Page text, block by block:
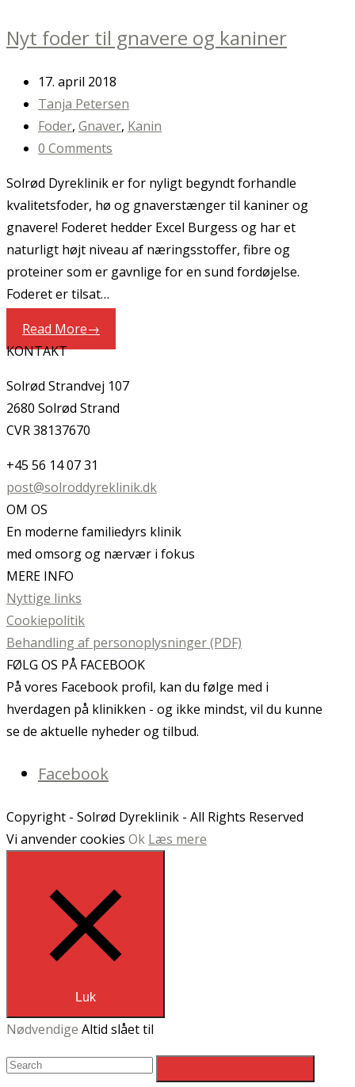
Nyt foder til gnavere og kaniner
17. april 2018
Tanja Petersen
Foder, Gnaver, Kanin
0 Comments
Solrød Dyreklinik er for nyligt begyndt forhandle
kvalitetsfoder, hø og gnaverstænger til kaniner og
gnavere! Foderet hedder Excel Burgess og har et
naturligt højt niveau af næringsstoffer, fibre og
proteiner som er gavnlige for en sund fordøjelse.
Foderet er tilsat…
Read More→
KONTAKT
Solrød Strandvej 107
2680 Solrød Strand
CVR 38137670
+45 56 14 07 31
post@solroddyreklinik.dk
OM OS
En moderne familiedyrs klinik
med omsorg og nærvær i fokus
MERE INFO
Nyttige links
Cookiepolitik
Behandling af personoplysninger (PDF)
FØLG OS PÅ FACEBOOK
På vores Facebook profil, kan du følge med i
hverdagen på klinikken - og ikke mindst, vil du kunne
se de aktuelle nyheder og tilbud.
Facebook
Copyright - Solrød Dyreklinik - All Rights Reserved
Vi anvender cookies Ok Læs mere
Luk
Nødvendige Altid slået til